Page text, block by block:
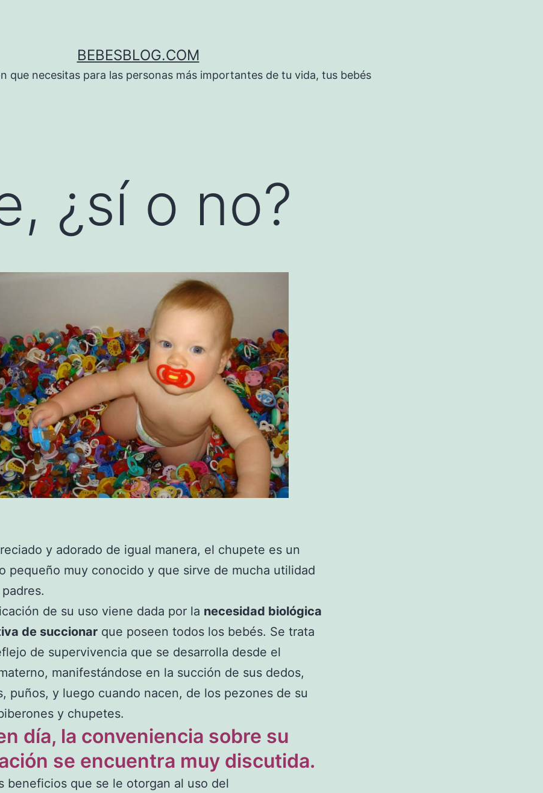
BEBESBLOG.COM
que necesitas para las personas más importantes de tu vida, tus bebés
¿sí o no?
y adorado de igual manera, el chupete es un
pequeño muy conocido y que sirve de mucha utilidad
de su uso viene dada por la necesidad biológica
de succionar que poseen todos los bebés. Se trata
de supervivencia que se desarrolla desde el
manifestándose en la succión de sus dedos,
puños, y luego cuando nacen, de los pezones de su
y chupetes.
día, la conveniencia sobre su
se encuentra muy discutida.
beneficios que se le otorgan al uso del